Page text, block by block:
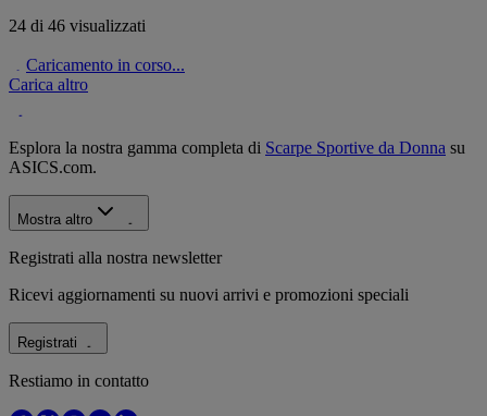
24 di 46 visualizzati
Caricamento in corso...
Carica altro
Esplora la nostra gamma completa di Scarpe Sportive da Donna su
ASICS.com.
Mostra altro
Registrati alla nostra newsletter
Ricevi aggiornamenti su nuovi arrivi e promozioni speciali
Registrati
Restiamo in contatto